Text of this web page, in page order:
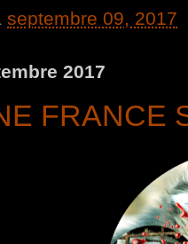
septembre 09, 2017
2017
FRANCE